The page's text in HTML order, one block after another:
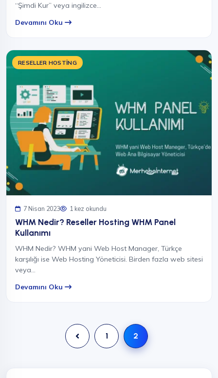
“Şimdi Kur” veya ingilizce…
Devamını Oku
RESELLER HOSTING
7 Nisan 2023 1 kez okundu
WHM Nedir? Reseller Hosting WHM Panel
Kullanımı
WHM Nedir? WHM yani Web Host Manager, Türkçe
karşılığı ise Web Hosting Yöneticisi. Birden fazla web sitesi
veya…
Devamını Oku
1 2